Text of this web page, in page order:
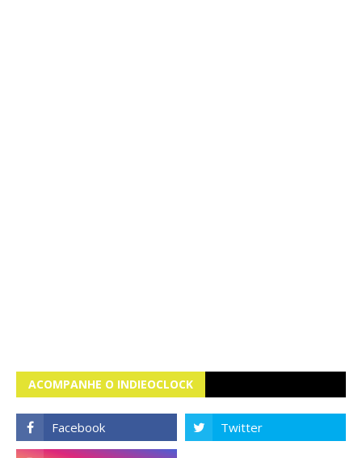
ACOMPANHE O INDIEOCLOCK